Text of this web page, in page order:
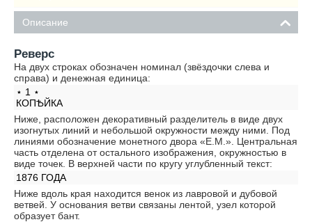
Описание
Реверс
На двух строках обозначен номинал (звёздочки слева и
справа) и денежная единица:
⋆ 1 ⋆
КОПѢЙКА
Ниже, расположен декоративный разделитель в виде двух
изогнутых линий и небольшой окружности между ними. Под
линиями обозначение монетного двора «Е.М.». Центральная
часть отделена от остального изображения, окружностью в
виде точек. В верхней части по кругу углубленный текст:
1876 ГОДА
Ниже вдоль края находится венок из лавровой и дубовой
ветвей. У основания ветви связаны лентой, узел которой
образует бант.